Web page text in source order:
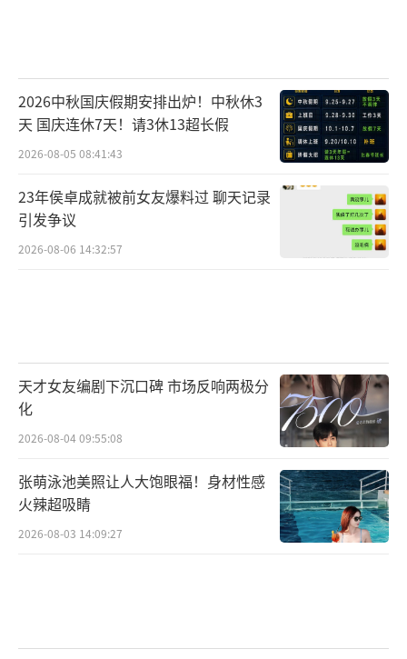
2026中秋国庆假期安排出炉！中秋休3
天 国庆连休7天！请3休13超长假
2026-08-05 08:41:43
23年侯卓成就被前女友爆料过 聊天记录
引发争议
2026-08-06 14:32:57
天才女友编剧下沉口碑 市场反响两极分
化
2026-08-04 09:55:08
张萌泳池美照让人大饱眼福！身材性感
火辣超吸睛
2026-08-03 14:09:27